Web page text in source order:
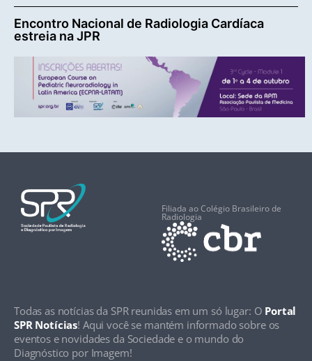
Encontro Nacional de Radiologia Cardíaca
estreia na JPR
Filiada ao Colégio Brasileiro de
Radiologia
Todas as notícias da SPR reunidas em um só lugar: O Portal
SPR Notícias! Aqui você se mantém informado sobre os
eventos e novidades da Sociedade e o mundo do
Diagnóstico por Imagem!